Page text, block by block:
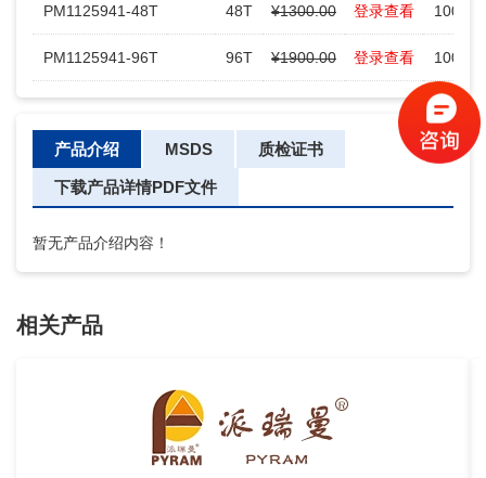
PM1125941-48T 48T ¥1300.00 登录查看 100
PM1125941-96T 96T ¥1900.00 登录查看 100
产品介绍 MSDS 质检证书
下载产品详情PDF文件
暂无产品介绍内容！
相关产品